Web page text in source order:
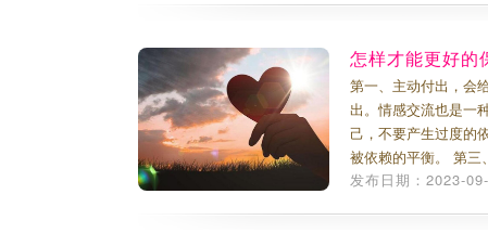
怎样才能更好的
第一、主动付出，会
出。情感交流也是一
己，不要产生过度的
被依赖的平衡。 第
发布日期：2023-